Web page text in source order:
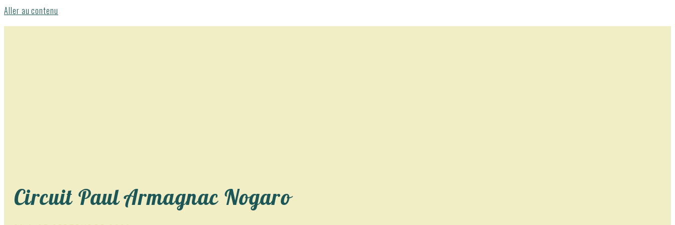
Aller au contenu
Circuit Paul Armagnac Nogaro